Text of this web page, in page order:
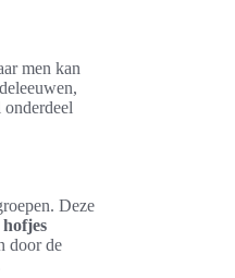
men kan
onderdeel
Deze
hofjes
door de